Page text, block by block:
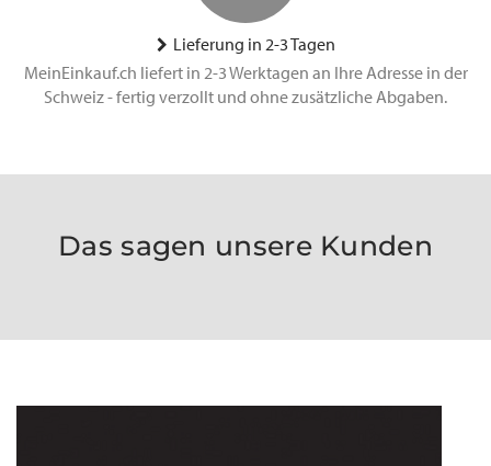
Lieferung in 2-3 Tagen
MeinEinkauf.ch liefert in 2-3 Werktagen an Ihre Adresse in der
Schweiz - fertig verzollt und ohne zusätzliche Abgaben.
Das sagen unsere Kunden